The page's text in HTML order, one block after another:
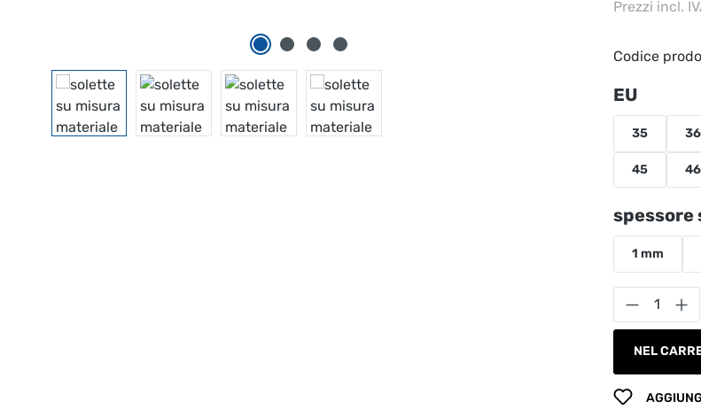
Prezzi incl.
Codice
Seleziona
EU
35 36
45 46
Seleziona
spessore
1 mm
NEL